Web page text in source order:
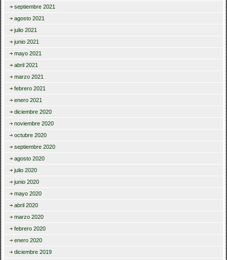
septiembre 2021
agosto 2021
julio 2021
junio 2021
mayo 2021
abril 2021
marzo 2021
febrero 2021
enero 2021
diciembre 2020
noviembre 2020
octubre 2020
septiembre 2020
agosto 2020
julio 2020
junio 2020
mayo 2020
abril 2020
marzo 2020
febrero 2020
enero 2020
diciembre 2019